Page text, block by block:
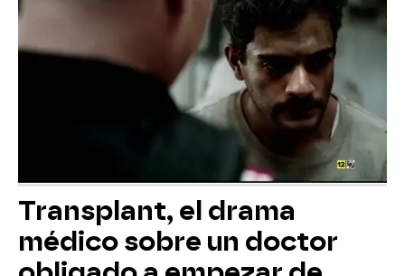
Transplant, el drama
médico sobre un doctor